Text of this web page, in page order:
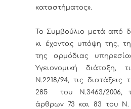
καταστήματος».
Το Συμβούλιο μετά από
κι έχοντας υπόψη της,
της αρμόδιας
Υγειονομική διάταξη,
Ν.2218/94, τις
285 του Ν.3463/2006,
άρθρων 73 και 83 του Ν.